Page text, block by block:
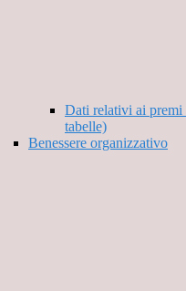
Dati relativi ai premi
tabelle)
Benessere organizzativo